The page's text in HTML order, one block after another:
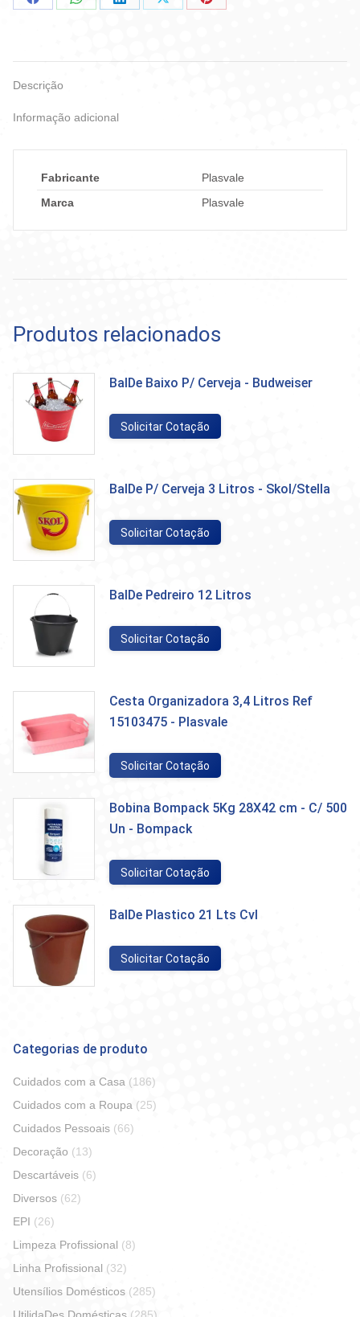
CompartilharCompartilharCompartilharCompartilharCompartilhar
Descrição
Informação adicional
Fabricante
Plasvale
Marca
Plasvale
Produtos relacionados
BalDe Baixo P/ Cerveja - Budweiser
Solicitar Cotação
BalDe P/ Cerveja 3 Litros - Skol/Stella
Solicitar Cotação
BalDe Pedreiro 12 Litros
Solicitar Cotação
Cesta Organizadora 3,4 Litros Ref
15103475 - Plasvale
Solicitar Cotação
Bobina Bompack 5Kg 28X42 cm - C/ 500
Un - Bompack
Solicitar Cotação
BalDe Plastico 21 Lts Cvl
Solicitar Cotação
Categorias de produto
Cuidados com a Casa (186)
Cuidados com a Roupa (25)
Cuidados Pessoais (66)
Decoração (13)
Descartáveis (6)
Diversos (62)
EPI (26)
Limpeza Profissional (8)
Linha Profissional (32)
Utensílios Domésticos (285)